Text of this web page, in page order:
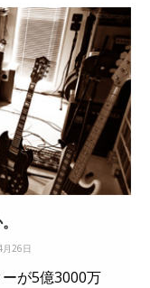
26日
が5億3000万